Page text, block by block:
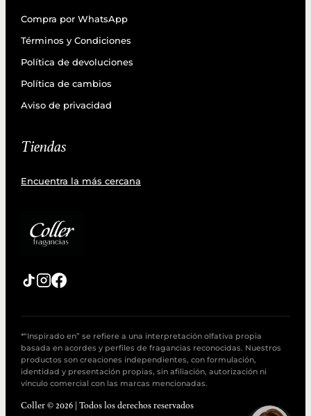
Compra por WhatsApp
Términos y Condiciones
Política de devoluciones
Política de cambios
Aviso de privacidad
Tiendas
Encuentra la más cercana
*“Inspirado en” se refiere a una interpretación olfativa propia
basada en acordes y perfiles de fragancias reconocidas. Nuestros
productos son creaciones independientes, con formulación,
identidad y presentación propias, sin afiliación, autorización ni
vínculo comercial con las marcas mencionadas.
Coller © 2026 | Todos los derechos reservados